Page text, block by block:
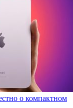
о компактном